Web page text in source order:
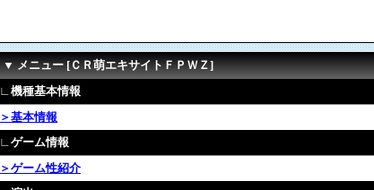
▼ メニュー [ＣＲ萌エキサイトＦＰＷＺ]
∟機種基本情報
＞基本情報
∟ゲーム情報
＞ゲーム性紹介